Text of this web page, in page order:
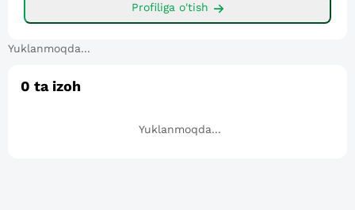
Profiliga o'tish
Yuklanmoqda...
0 ta izoh
Yuklanmoqda...